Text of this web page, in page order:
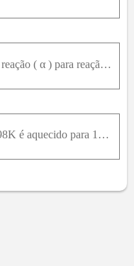
Mostre que, enquanto a extensão da reação ( α ) para reação de dissociação X 2 ⇌ 2 X é menor que um, α é dado por: α = K p 4 + K p
Um k m o l de oxigênio a 1a t m e298K é aquecido para 10a t m e 2.200K . Calcule a quantidade total de transferência de calor necessária, em k J / k m o l , caso (a) a dissociação seja desprezada e (b